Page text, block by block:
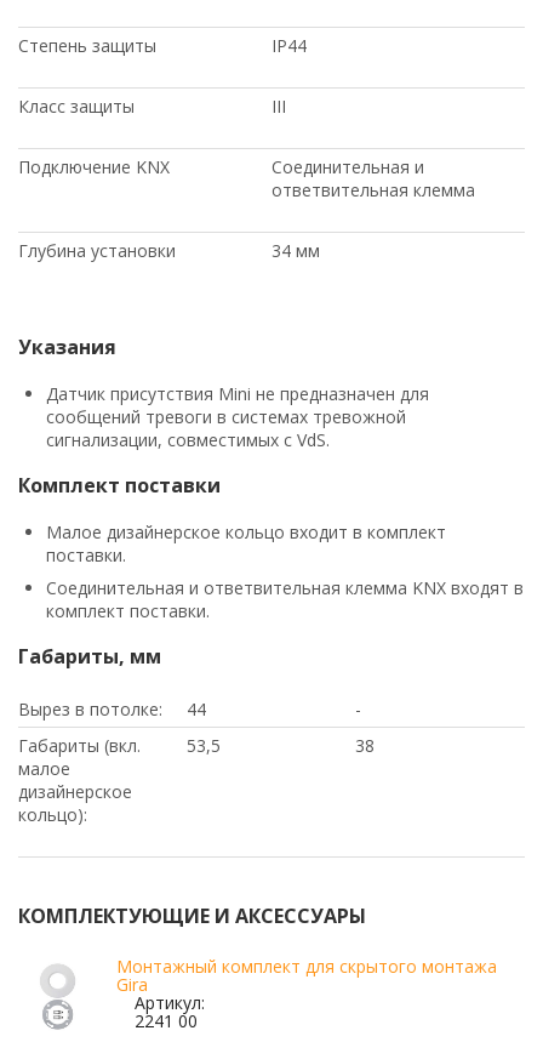
Степень защиты IP44
Класс защиты III
Подключение KNX
Соединительная и
ответвительная клемма
Глубина установки 34 мм
Указания
Датчик присутствия Mini не предназначен для
сообщений тревоги в системах тревожной
сигнализации, совместимых с VdS.
Комплект поставки
Малое дизайнерское кольцо входит в комплект
поставки.
Соединительная и ответвительная клемма KNX входят в
комплект поставки.
Габариты, мм
Вырез в потолке: 44
-
Габариты (вкл.
малое
дизайнерское
кольцо):
53,5 38
КОМПЛЕКТУЮЩИЕ И АКСЕССУАРЫ
Монтажный комплект для скрытого монтажа
Gira
Артикул:
2241 00